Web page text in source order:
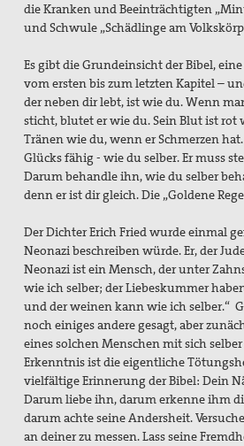
die Kranken und Beeinträchtigten
und Schwule „Schädlinge am
Es gibt die Grundeinsicht der Bibel,
vom ersten bis zum letzten Kapitel –
der neben dir lebt, ist wie du. Wenn
sticht, blutet er wie du. Sein Blut ist rot
Tränen wie du, wenn er Schmerzen
Glücks fähig - wie du selber. Er muss
Darum behandle ihn, wie du selber
denn er ist dir gleich. Die „Goldene
Der Dichter Erich Fried wurde einmal
Neonazi beschreiben würde. Er, der
Neonazi ist ein Mensch, der unter
wie ich selber; der Liebeskummer
und der weinen kann wie ich selber.“
noch einiges andere gesagt, aber
eines solchen Menschen mit sich
Erkenntnis ist die eigentliche
vielfältige Erinnerung der Bibel: Dein
Darum liebe ihn, darum erkenne ihm
darum achte seine Andersheit.
an deiner zu messen. Lass seine